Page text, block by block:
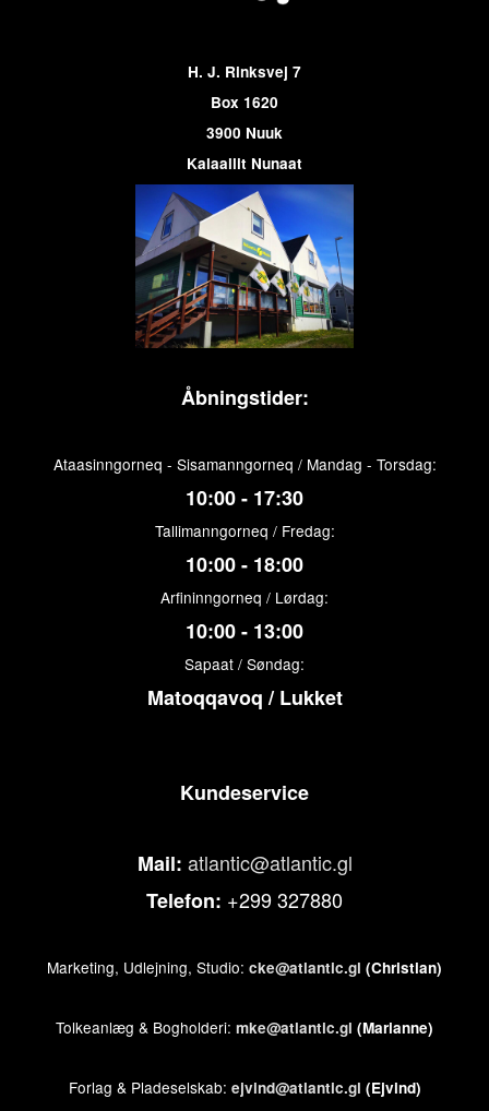
H. J. Rinksvej 7
Box 1620
3900 Nuuk
Kalaallit Nunaat
Åbningstider:
Ataasinngorneq - Sisamanngorneq / Mandag - Torsdag:
10:00 - 17:30
Tallimanngorneq / Fredag:
10:00 - 18:00
Arfininngorneq / Lørdag:
10:00 - 13:00
Sapaat / Søndag:
Matoqqavoq / Lukket
Kundeservice
Mail: atlantic@atlantic.gl
Telefon: +299 327880
Marketing, Udlejning, Studio: cke@atlantic.gl (Christian)
Tolkeanlæg & Bogholderi: mke@atlantic.gl (Marianne)
Forlag & Pladeselskab: ejvind@atlantic.gl (Ejvind)